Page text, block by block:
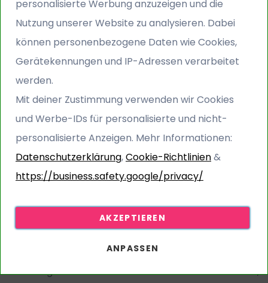
personalisierte Werbung anzuzeigen und die
Nutzung unserer Website zu analysieren. Dabei
können personenbezogene Daten wie Cookies,
Gerätekennungen und IP-Adressen verarbeitet
werden.
Mit deiner Zustimmung verwenden wir Cookies
und Werbe-IDs für personalisierte und nicht-
personalisierte Anzeigen. Mehr Informationen:
Datenschutzerklärung,Cookie-Richtlinien&
https://business.safety.google/privacy/
AKZEPTIEREN
ANPASSEN
Kunstrasen und Golf – das
perfekte Putting Green für zu
Hause
10. November 2025
Die Sonne strahlt und der Himmel ist blau - ein
perfekter Tag um ein paar Löcher auf dem Golfplatz
zu schlagen. Jeder der schon einmal das Glück hatte,